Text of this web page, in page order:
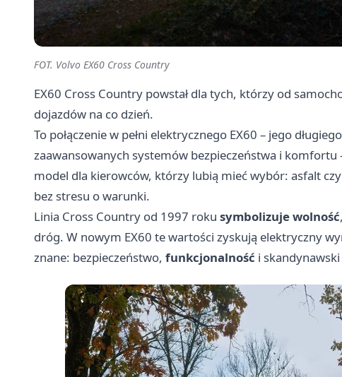
FOT. Volvo EX60 Cross Country
EX60 Cross Country powstał dla tych, którzy od
dojazdów na co dzień.
To połączenie w pełni elektrycznego EX60 – jego
zaawansowanych systemów bezpieczeństwa i
model dla kierowców, którzy lubią mieć wybór: asfalt
bez stresu o warunki.
Linia Cross Country od 1997 roku symbolizuje wolność
dróg. W nowym EX60 te wartości zyskują elektryczny
znane: bezpieczeństwo, funkcjonalność i